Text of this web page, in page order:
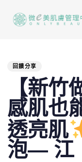
回饋分享
【新竹
感肌也
透亮肌
泡— 江